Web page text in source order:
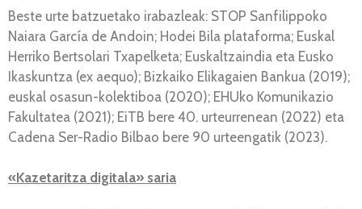
Beste urte batzuetako irabazleak: STOP Sanfilippoko
Naiara García de Andoin; Hodei Bila plataforma; Euskal
Herriko Bertsolari Txapelketa; Euskaltzaindia eta Eusko
Ikaskuntza (ex aequo); Bizkaiko Elikagaien Bankua (2019);
euskal osasun-kolektiboa (2020); EHUko Komunikazio
Fakultatea (2021); EiTB bere 40. urteurrenean (2022) eta
Cadena Ser-Radio Bilbao bere 90 urteengatik (2023).
«Kazetaritza digitala» saria